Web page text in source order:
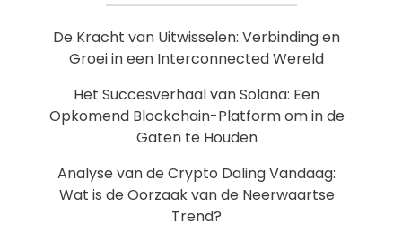
De Kracht van Uitwisselen: Verbinding en
Groei in een Interconnected Wereld
Het Succesverhaal van Solana: Een
Opkomend Blockchain-Platform om in de
Gaten te Houden
Analyse van de Crypto Daling Vandaag:
Wat is de Oorzaak van de Neerwaartse
Trend?